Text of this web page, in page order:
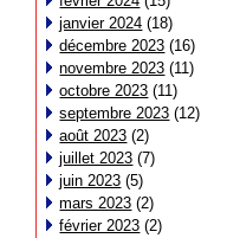
janvier 2024 (18)
décembre 2023 (16)
novembre 2023 (11)
octobre 2023 (11)
septembre 2023 (12)
août 2023 (2)
juillet 2023 (7)
juin 2023 (5)
mars 2023 (2)
février 2023 (2)